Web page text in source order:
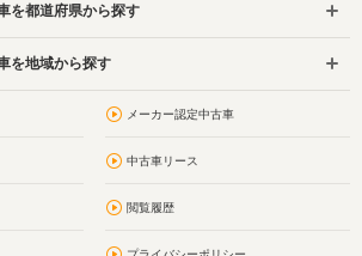
を都道府県から探す
を地域から探す
メーカー認定中古車
中古車リース
閲覧履歴